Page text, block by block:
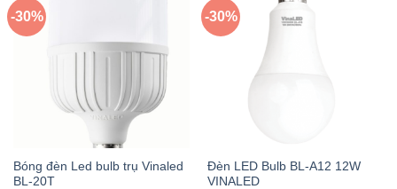
-30%
Bóng đèn Led bulb trụ Vinaled
BL-20T
-30%
Đèn LED Bulb BL-A12 12W
VINALED